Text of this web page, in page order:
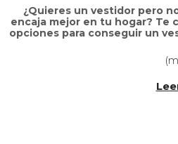
l
i
¿Quieres un vestidor pero
encaja mejor en tu hogar? Te
opciones para conseguir un